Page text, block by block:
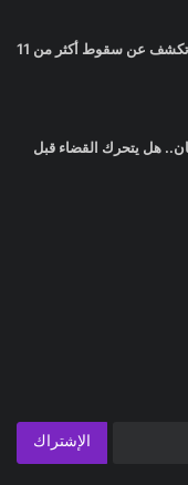
مجزرة في الجنوب: مصادر تكشف عن سقوط أكثر من 11
هل يتحرك القضاء قبل
الإشتراك